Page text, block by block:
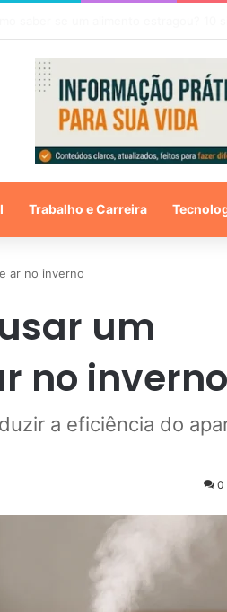
Trabalho e Carreira
ar no inverno
um
no inverno
a eficiência do
0